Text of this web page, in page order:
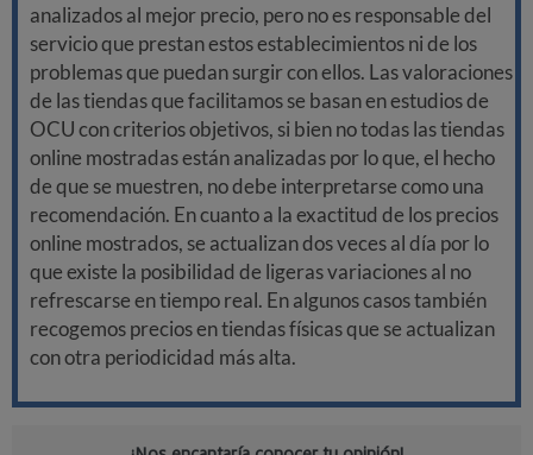
analizados al mejor precio, pero no es responsable del
servicio que prestan estos establecimientos ni de los
problemas que puedan surgir con ellos. Las valoraciones
de las tiendas que facilitamos se basan en estudios de
OCU con criterios objetivos, si bien no todas las tiendas
online mostradas están analizadas por lo que, el hecho
de que se muestren, no debe interpretarse como una
recomendación. En cuanto a la exactitud de los precios
online mostrados, se actualizan dos veces al día por lo
que existe la posibilidad de ligeras variaciones al no
refrescarse en tiempo real. En algunos casos también
recogemos precios en tiendas físicas que se actualizan
con otra periodicidad más alta.